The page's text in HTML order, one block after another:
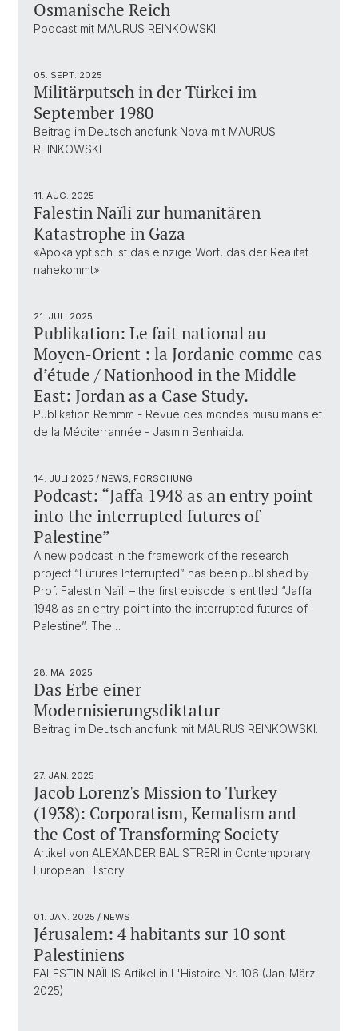
Osmanische Reich
Podcast mit MAURUS REINKOWSKI
05. SEPT. 2025
Militärputsch in der Türkei im
September 1980
Beitrag im Deutschlandfunk Nova mit MAURUS
REINKOWSKI
11. AUG. 2025
Falestin Naïli zur humanitären
Katastrophe in Gaza
«Apokalyptisch ist das einzige Wort, das der Realität
nahekommt»
21. JULI 2025
Publikation: Le fait national au
Moyen-Orient : la Jordanie comme cas
d’étude / Nationhood in the Middle
East: Jordan as a Case Study.
Publikation Remmm - Revue des mondes musulmans et
de la Méditerrannée - Jasmin Benhaida.
14. JULI 2025 / NEWS, FORSCHUNG
Podcast: “Jaffa 1948 as an entry point
into the interrupted futures of
Palestine”
A new podcast in the framework of the research
project “Futures Interrupted” has been published by
Prof. Falestin Naïli – the first episode is entitled “Jaffa
1948 as an entry point into the interrupted futures of
Palestine”. The…
28. MAI 2025
Das Erbe einer
Modernisierungsdiktatur
Beitrag im Deutschlandfunk mit MAURUS REINKOWSKI.
27. JAN. 2025
Jacob Lorenz's Mission to Turkey
(1938): Corporatism, Kemalism and
the Cost of Transforming Society
Artikel von ALEXANDER BALISTRERI in Contemporary
European History.
01. JAN. 2025 / NEWS
Jérusalem: 4 habitants sur 10 sont
Palestiniens
FALESTIN NAÏLIS Artikel in L'Histoire Nr. 106 (Jan-März
2025)